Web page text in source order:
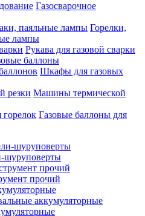
Газосварочное
Горелки,
лампы
Рукава для газовой сварки
баллоны
Шкафы для газовых
Машины термической
Газовые баллоны для
шуруповерты
прочий
аккумуляторные